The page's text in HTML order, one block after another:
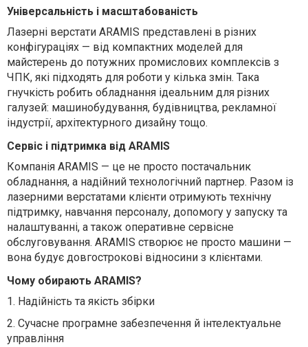
Універсальність і масштабованість
Лазерні верстати ARAMIS представлені в різних
конфігураціях — від компактних моделей для
майстерень до потужних промислових комплексів з
ЧПК, які підходять для роботи у кілька змін. Така
гнучкість робить обладнання ідеальним для різних
галузей: машинобудування, будівництва, рекламної
індустрії, архітектурного дизайну тощо.
Сервіс і підтримка від ARAMIS
Компанія ARAMIS — це не просто постачальник
обладнання, а надійний технологічний партнер. Разом із
лазерними верстатами клієнти отримують технічну
підтримку, навчання персоналу, допомогу у запуску та
налаштуванні, а також оперативне сервісне
обслуговування. ARAMIS створює не просто машини —
вона будує довгострокові відносини з клієнтами.
Чому обирають ARAMIS?
1. Надійність та якість збірки
2. Сучасне програмне забезпечення й інтелектуальне
управління